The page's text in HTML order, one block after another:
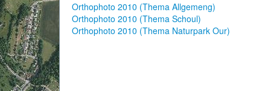
Orthophoto 2010 (Thema Allgemeng)
Orthophoto 2010 (Thema Schoul)
Orthophoto 2010 (Thema Naturpark Our)